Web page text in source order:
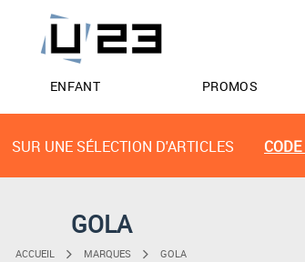
ENFANT PROMOS
SUR UNE SÉLECTION D'ARTICLES
GOLA
ACCUEIL MARQUES GOLA